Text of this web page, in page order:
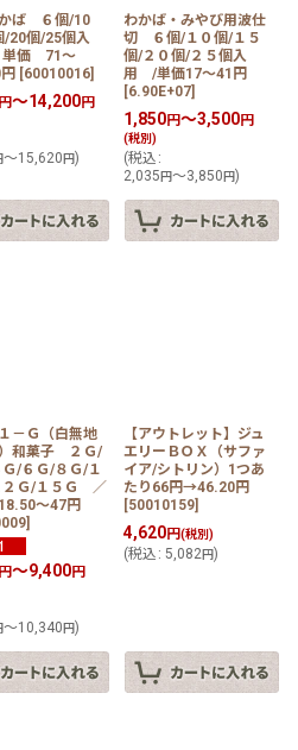
ば ６個/10
/20個/25個入
価 71〜
[60010016]
～14,200円
～15,620 円)
わかば・みやび用波仕
切 ６個/１０個/１５
個/２０個/２５個入
用 /単価17〜41円
[6.90E+07]
1,850円～3,500円
(税別)
(税込 :
2,035円～3,850円)
－Ｇ（白無地
和菓子 ２Ｇ/
Ｇ/６Ｇ/８Ｇ/１
２Ｇ/１５Ｇ ／
〜47円
]
～9,400円
～10,340 円)
【アウトレット】ジュ
エリーＢＯＸ（サファ
イア/シトリン）1つあ
たり66円→46.20円
[50010159]
4,620円(税別)
(税込 : 5,082円)